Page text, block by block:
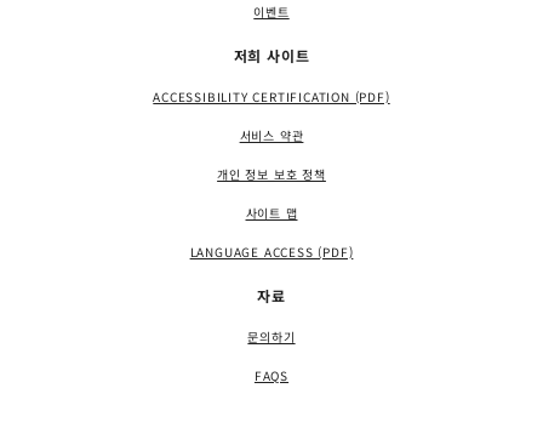
이벤트
저희 사이트
ACCESSIBILITY CERTIFICATION (PDF)
서비스 약관
개인 정보 보호 정책
사이트 맵
LANGUAGE ACCESS (PDF)
자료
문의하기
FAQS